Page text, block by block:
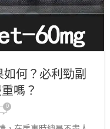
何？必利勁副
嗎？
0